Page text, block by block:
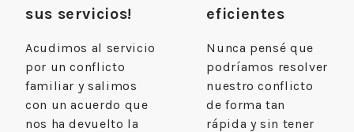
sus servicios!
Acudimos al servicio
por un conflicto
familiar y salimos
con un acuerdo que
nos ha devuelto la
eficientes
Nunca pensé que
podríamos resolver
nuestro conflicto
de forma tan
rápida y sin tener